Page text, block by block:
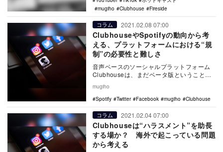
mugiho
Clubhouse Fireside
コラム 2021.02.08 07:00
ClubhouseやSpotifyの動向から考
える、プラットフォームにおける“規
制”の必要性と難しさ
音声ベースのソーシャルプラットフォーム
Clubhouseは、まだベータ版ということも
でに世…
mugiho
Spotify
Twitter Facebook mugiho Clubhouse
コラム 2021.02.04 07:00
Clubhouseは“ハラスメント”を助長
する場か？ 海外で起こっている問題
から考える